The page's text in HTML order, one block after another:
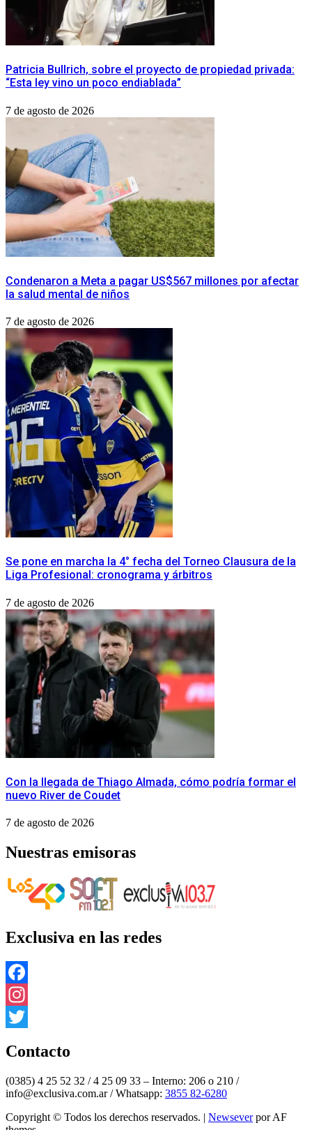
Patricia Bullrich, sobre el proyecto de propiedad privada:
“Esta ley vino un poco endiablada”
7 de agosto de 2026
Condenaron a Meta a pagar US$567 millones por afectar
la salud mental de niños
7 de agosto de 2026
Se pone en marcha la 4° fecha del Torneo Clausura de la
Liga Profesional: cronograma y árbitros
7 de agosto de 2026
Con la llegada de Thiago Almada, cómo podría formar el
nuevo River de Coudet
7 de agosto de 2026
Nuestras emisoras
Exclusiva en las redes
Facebook
Instagram
Contacto
(0385) 4 25 52 32 / 4 25 09 33 – Interno: 206 o 210 /
info@exclusiva.com.ar / Whatsapp: 3855 82-6280
Copyright © Todos los derechos reservados. | Newseverpor AF